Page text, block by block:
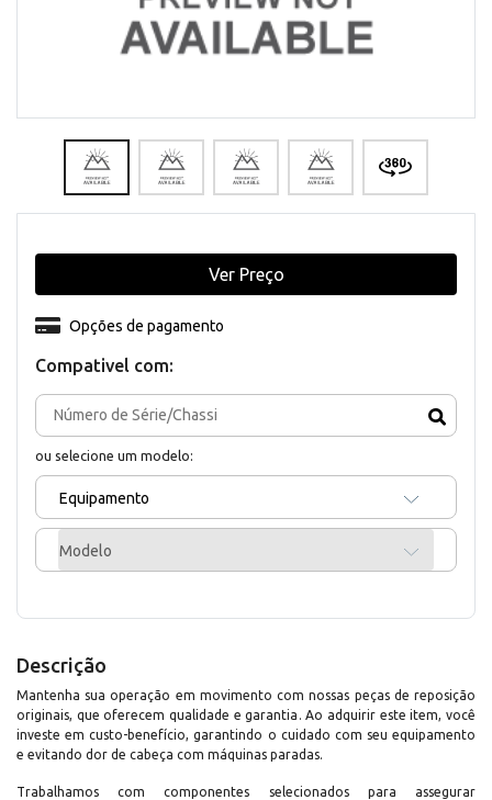
Compativel com:
ou selecione um modelo:
Equipamento
Modelo
Opções de pagamento
Ver Preço
Descrição
Mantenha sua operação em movimento com nossas peças de reposição
originais, que oferecem qualidade e garantia. Ao adquirir este item, você
investe em custo-benefício, garantindo o cuidado com seu equipamento
e evitando dor de cabeça com máquinas paradas.
Trabalhamos com componentes selecionados para assegurar